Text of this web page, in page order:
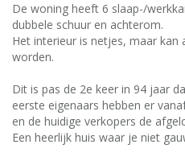
De woning heeft 6 slaap-/
dubbele schuur en achterom.
Het interieur is netjes, maar kan
worden.
Dit is pas de 2e keer in 94 jaar
eerste eigenaars hebben er
en de huidige verkopers de
Een heerlijk huis waar je niet